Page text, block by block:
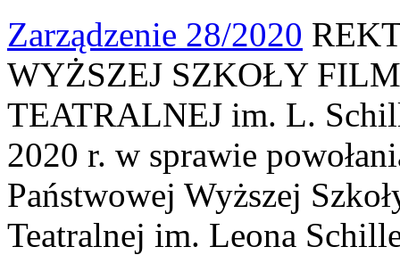
Zarządzenie 28/2020
WYŻSZEJ SZKOŁY
TEATRALNEJ im. L.
2020 r. w sprawie
Państwowej Wyższej
Teatralnej im. Leona